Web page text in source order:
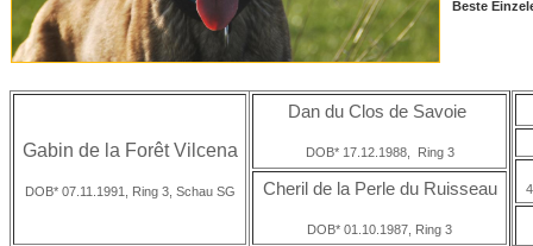
Beste
Gabin de la Forêt Vilcena
DOB* 07.11.1991, Ring 3, Schau SG
Dan du Clos de Savoie
DOB* 17.12.1988, Ring 3
Cheril de la Perle du Ruisseau
DOB* 01.10.1987, Ring 3